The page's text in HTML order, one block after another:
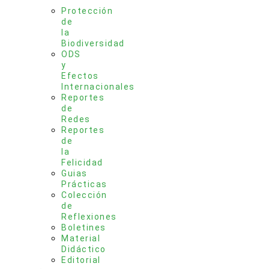
Protección
de
la
Biodiversidad
ODS
y
Efectos
Internacionales
Reportes
de
Redes
Reportes
de
la
Felicidad
Guias
Prácticas
Colección
de
Reflexiones
Boletines
Material
Didáctico
Editorial